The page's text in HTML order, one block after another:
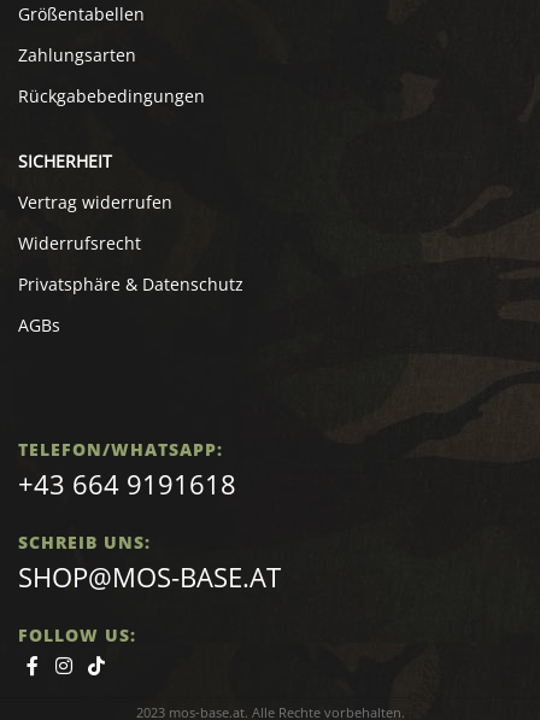
Größentabellen
Zahlungsarten
Rückgabebedingungen
SICHERHEIT
Vertrag widerrufen
Widerrufsrecht
Privatsphäre & Datenschutz
AGBs
TELEFON/WHATSAPP:
+43 664 9191618
SCHREIB UNS:
SHOP@MOS-BASE.AT
FOLLOW US:
2023 mos-base.at. Alle Rechte vorbehalten.